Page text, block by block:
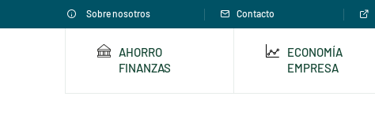
Sobre nosotros Contacto
AHORRO
FINANZAS
ECONOMÍA
EMPRESA